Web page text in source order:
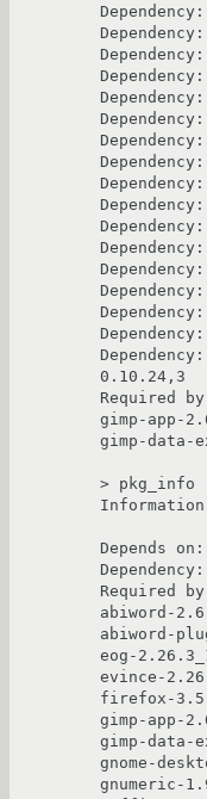
0.10.24,3
Required
gimp-app-
gimp-data-
> pkg_info
Depends on:
Required
abiword-
abiword-
eog-
evince-
firefox-
gimp-app-
gimp-data-
gnome-
gnumeric-